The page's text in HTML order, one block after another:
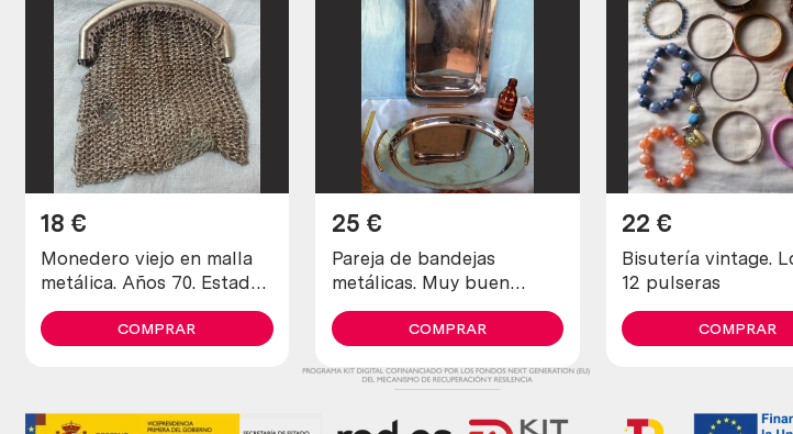
Monedero viejo en malla
metálica. Años 70. Estado
regular.
18 €
COMPRAR
Pareja de bandejas
metálicas. Muy buen
estado.
25 €
COMPRAR
Bisutería vintage. Lote de
12 pulseras
22 €
COMPRAR